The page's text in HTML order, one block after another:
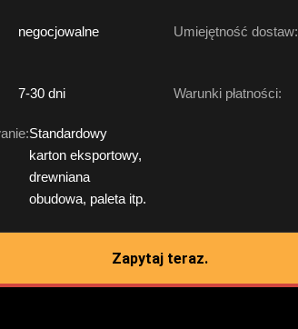
negocjowalne Umiejętność dostaw:
7-30 dni Warunki płatności:
Standardowy
karton eksportowy,
drewniana
obudowa, paleta itp.
Zapytaj teraz.